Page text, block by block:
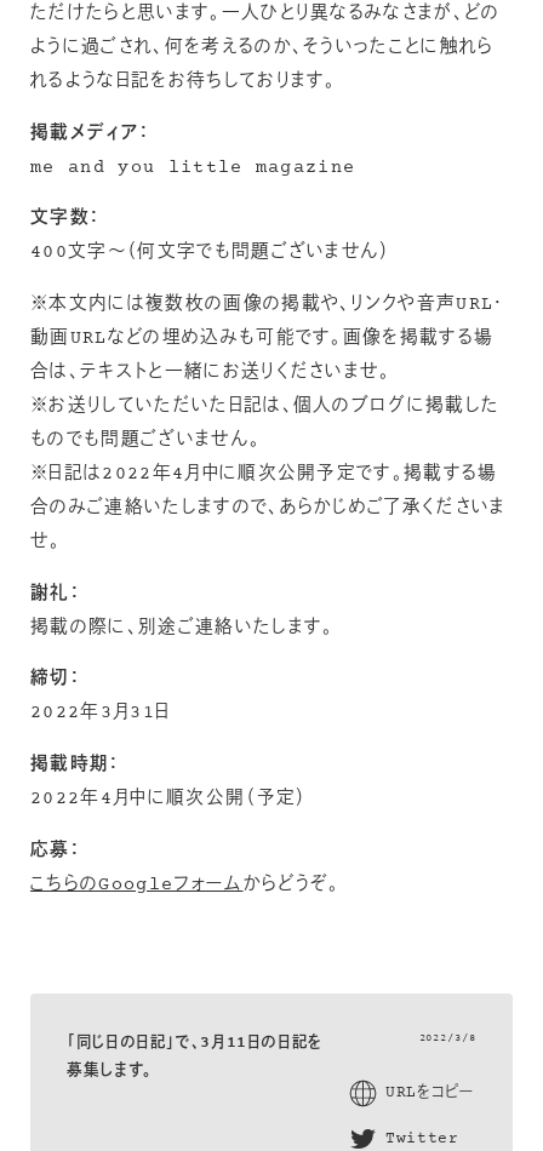
ただけたらと思います。一人ひとり異なるみなさまが、どの
ように過ごされ、何を考えるのか、そういったことに触れら
れるような日記をお待ちしております。
掲載メディア：
me and you little magazine
文字数：
400文字〜（何文字でも問題ございません）
※本文内には複数枚の画像の掲載や、リンクや音声URL・
動画URLなどの埋め込みも可能です。画像を掲載する場
合は、テキストと一緒にお送りくださいませ。
※お送りしていただいた日記は、個人のブログに掲載した
ものでも問題ございません。
※日記は2022年4月中に順次公開予定です。掲載する場
合のみご連絡いたしますので、あらかじめご了承くださいま
せ。
謝礼：
掲載の際に、別途ご連絡いたします。
締切：
2022年3月31日
掲載時期：
2022年4月中に順次公開（予定）
応募：
こちらのGoogleフォームからどうぞ。
「同じ日の日記」で、3月11日の日記を
募集します。
2022/3/8
URLをコピー
Twitter